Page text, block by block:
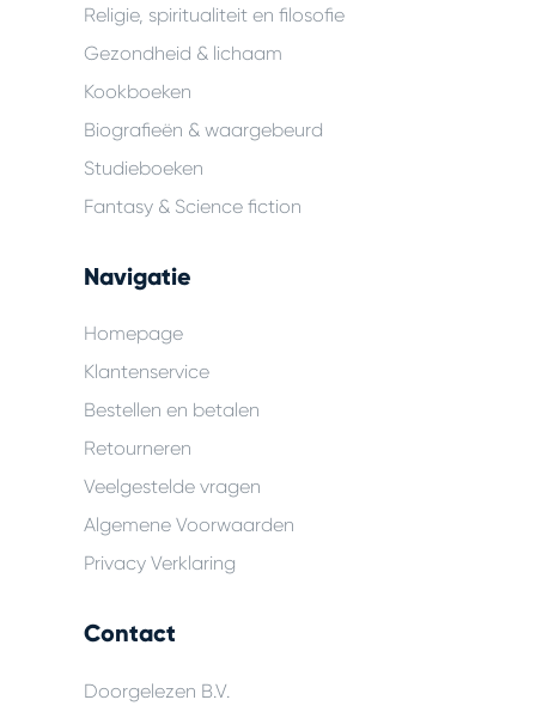
Religie, spiritualiteit en filosofie
Gezondheid & lichaam
Kookboeken
Biografieën & waargebeurd
Studieboeken
Fantasy & Science fiction
Navigatie
Homepage
Klantenservice
Bestellen en betalen
Retourneren
Veelgestelde vragen
Algemene Voorwaarden
Privacy Verklaring
Contact
Doorgelezen B.V.